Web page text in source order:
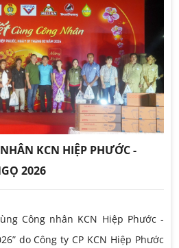
KCN HIỆP PHƯỚC -
2026
Công nhân KCN Hiệp Phước -
do Công ty CP KCN Hiệp Phước